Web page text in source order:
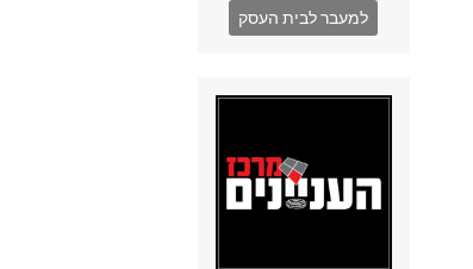
למעבר לבית העסק